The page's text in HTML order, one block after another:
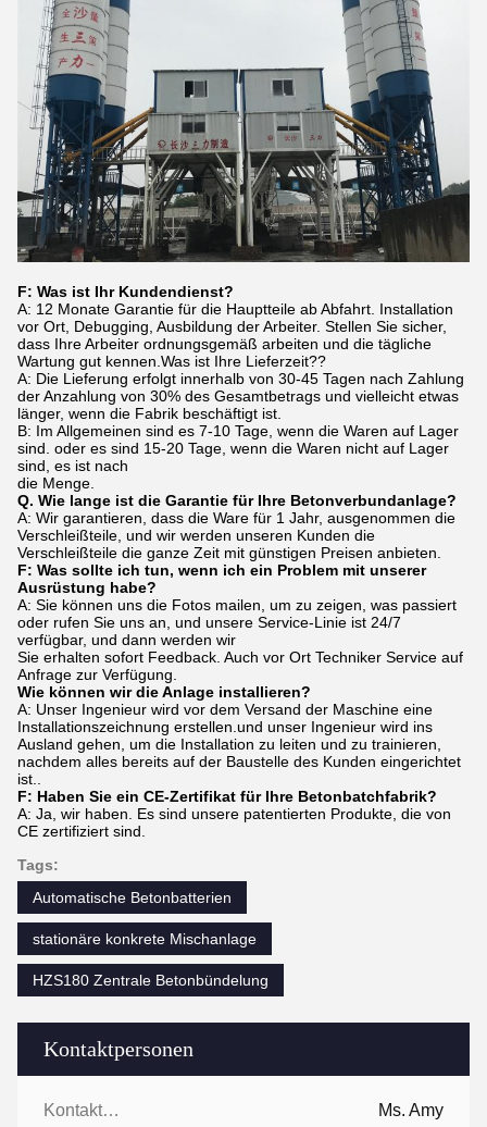
Kontaktpersonen
Kontaktpersonen: Ms. Amy
F: Was ist Ihr Kundendienst?
A: 12 Monate Garantie für die Hauptteile ab Abfahrt. Installation
vor Ort, Debugging, Ausbildung der Arbeiter. Stellen Sie sicher,
dass Ihre Arbeiter ordnungsgemäß arbeiten und die tägliche
Wartung gut kennen.Was ist Ihre Lieferzeit??
A: Die Lieferung erfolgt innerhalb von 30-45 Tagen nach Zahlung
der Anzahlung von 30% des Gesamtbetrags und vielleicht etwas
länger, wenn die Fabrik beschäftigt ist.
B: Im Allgemeinen sind es 7-10 Tage, wenn die Waren auf Lager
sind. oder es sind 15-20 Tage, wenn die Waren nicht auf Lager
sind, es ist nach
die Menge.
Q. Wie lange ist die Garantie für Ihre Betonverbundanlage?
A: Wir garantieren, dass die Ware für 1 Jahr, ausgenommen die
Verschleißteile, und wir werden unseren Kunden die
Verschleißteile die ganze Zeit mit günstigen Preisen anbieten.
F: Was sollte ich tun, wenn ich ein Problem mit unserer
Ausrüstung habe?
A: Sie können uns die Fotos mailen, um zu zeigen, was passiert
oder rufen Sie uns an, und unsere Service-Linie ist 24/7
verfügbar, und dann werden wir
Sie erhalten sofort Feedback. Auch vor Ort Techniker Service auf
Anfrage zur Verfügung.
Wie können wir die Anlage installieren?
A: Unser Ingenieur wird vor dem Versand der Maschine eine
Installationszeichnung erstellen.und unser Ingenieur wird ins
Ausland gehen, um die Installation zu leiten und zu trainieren,
nachdem alles bereits auf der Baustelle des Kunden eingerichtet
ist..
F: Haben Sie ein CE-Zertifikat für Ihre Betonbatchfabrik?
A: Ja, wir haben. Es sind unsere patentierten Produkte, die von
CE zertifiziert sind.
Tags:
Automatische Betonbatterien
stationäre konkrete Mischanlage
HZS180 Zentrale Betonbündelung